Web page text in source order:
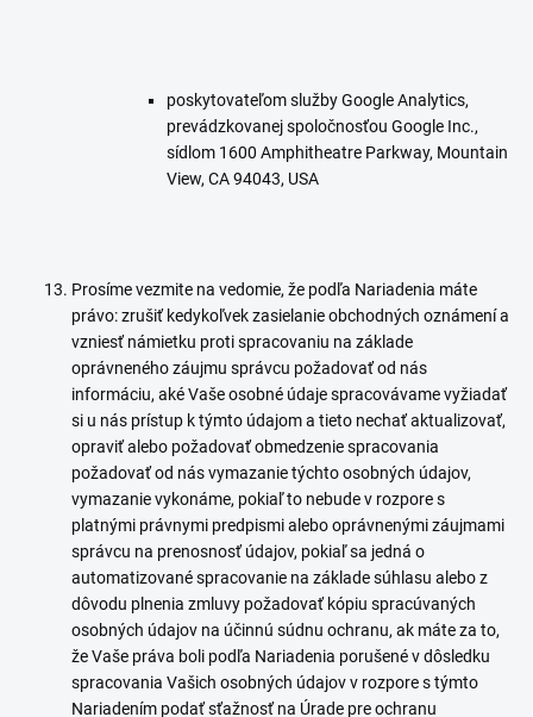
poskytovateľom služby Google Analytics,
prevádzkovanej spoločnosťou Google Inc.,
sídlom 1600 Amphitheatre Parkway, Mountain
View, CA 94043, USA
Prosíme vezmite na vedomie, že podľa Nariadenia máte
právo: zrušiť kedykoľvek zasielanie obchodných oznámení a
vzniesť námietku proti spracovaniu na základe
oprávneného záujmu správcu požadovať od nás
informáciu, aké Vaše osobné údaje spracovávame vyžiadať
si u nás prístup k týmto údajom a tieto nechať aktualizovať,
opraviť alebo požadovať obmedzenie spracovania
požadovať od nás vymazanie týchto osobných údajov,
vymazanie vykonáme, pokiaľ to nebude v rozpore s
platnými právnymi predpismi alebo oprávnenými záujmami
správcu na prenosnosť údajov, pokiaľ sa jedná o
automatizované spracovanie na základe súhlasu alebo z
dôvodu plnenia zmluvy požadovať kópiu spracúvaných
osobných údajov na účinnú súdnu ochranu, ak máte za to,
že Vaše práva boli podľa Nariadenia porušené v dôsledku
spracovania Vašich osobných údajov v rozpore s týmto
Nariadením podať sťažnosť na Úrade pre ochranu